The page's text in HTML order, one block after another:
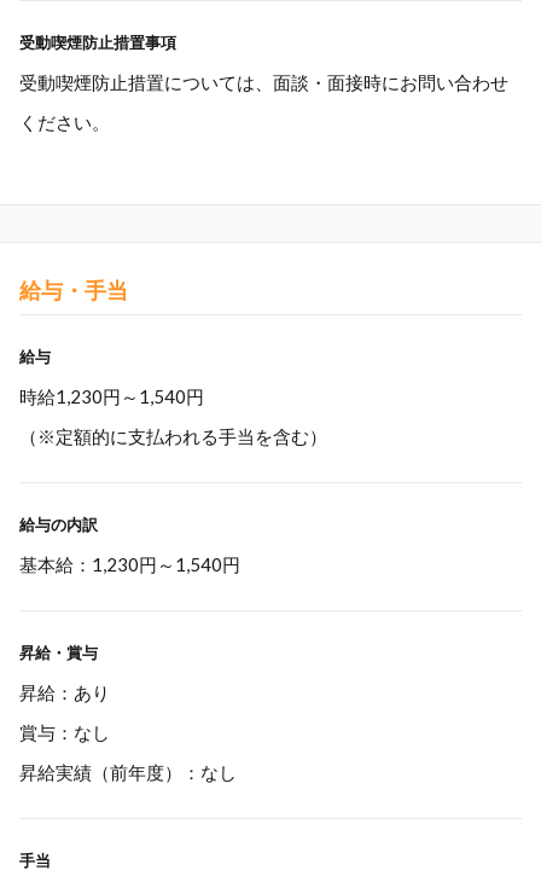
受動喫煙防止措置事項
受動喫煙防止措置については、面談・面接時にお問い合わせ
ください。
給与・手当
給与
時給1,230円～1,540円
（※定額的に支払われる手当を含む）
給与の内訳
基本給：1,230円～1,540円
昇給・賞与
昇給：あり
賞与：なし
昇給実績（前年度）：なし
手当